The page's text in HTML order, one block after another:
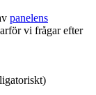
panelens
vi frågar efter